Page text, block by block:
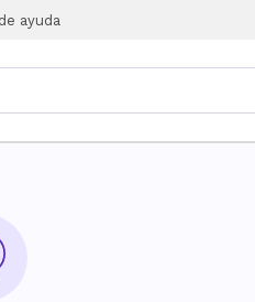
ayuda